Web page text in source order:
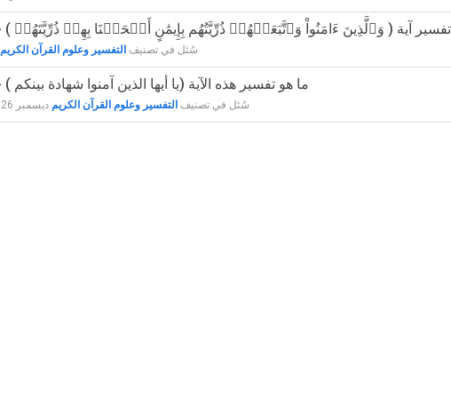
- ما هو تفسير آية ( وَٱلَّذِينَ ءَامَنُواْ وَٱتَّبَعَتۡهُمۡ ذُرِّيَّتُهُم بِإِيمَٰنٍ أَلۡحَقۡنَا بِهِمۡ ذُرِّيَّتَهُمۡ )
سُئل في تصنيف التفسير وعلوم القرآن الكريم
51365 - ما هو تفسير هذه الآية (يا أيها الذين آمنوا شهادة بينكم )
سُئل في تصنيف التفسير وعلوم القرآن الكريم ديسمبر 26، 2025